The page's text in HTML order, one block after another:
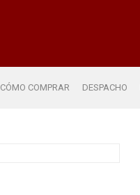
CÓMO COMPRAR DESPACHO